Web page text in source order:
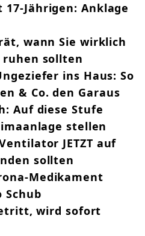
Jährigen: Anklage
wann Sie wirklich
sollten
ins Haus: So
& Co. den Garaus
Auf diese Stufe
stellen
JETZT auf
sollten
Medikament
Schub
wird sofort